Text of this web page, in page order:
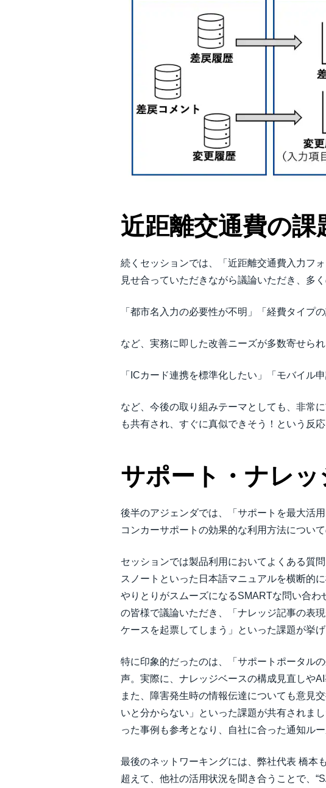
近距離交通費の課
続くセッションでは、「近距離交通費入力フ
見せ合っていただきながら議論いただき、多く
「都市名入力の必要性が不明」「経費タイプ
など、実務に即した改善ニーズが多数寄せられ
「ICカード連携を標準化したい」「モバイル
など、今後の取り組みテーマとしても、非常
も共有され、すぐに真似できそう！という反応
サポート・ナレ
後半のアジェンダでは、「サポートを最大活
コンカーサポートの効果的な利用方法につい
セッションでは製品利用においてよくある質
スノートといった日本語マニュアルを横断的
やりとりがスムーズになるSMARTな問い合
の皆様で議論いただき、「ナレッジ記事の表
ケースを起票してしまう」といった課題が挙げ
特に印象的だったのは、「サポートポータル
声。実際に、ナレッジベースの構成見直しや
また、障害発生時の情報伝達についても意見
いと分からない」といった課題が共有されま
った事例も参考となり、自社に合った通知ル
最後のネットワーキングには、弊社代表 橋本
超えて、他社の活用状況を聞き合うことで、